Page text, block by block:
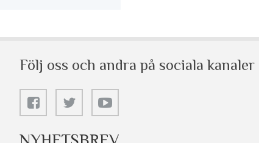
Följ oss och andra på sociala kanaler